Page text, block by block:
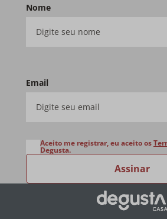
Nome
Email
Assinar
Aceito me registrar, eu aceito os
Degusta.